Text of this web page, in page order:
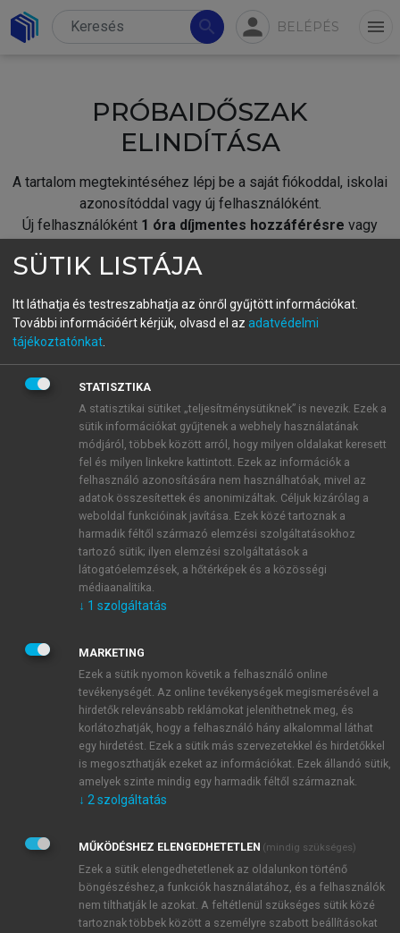
search person BELÉPÉS menu
PRÓBAIDŐSZAK
ELINDÍTÁSA
A tartalom megtekintéséhez lépj be a saját fiókoddal, iskolai
azonosítóddal vagy új felhasználóként.
Új felhasználóként 1 óra díjmentes hozzáférésre vagy
fiókoddal,vagy hozz létre új fiókot.
A regisztráció után apróbaidőszakautomatikusan
BELÉPÉS SAJÁT FIÓKKAL
ÚJ FIÓK LÉTREHOZÁSA
1 óra díjmentes hozzáférés
E-MAIL-CÍM
JELSZÓ
JELSZÓ ÚJRA
Kérek értesítést a MeRSZ újdonságairól, akcióiról.
Kérek értesítést az Akadémiai Kiadó Zrt. újdonságairól,
Adatkezelési tájékoztatóbanfoglaltakat tudomásul
veszem és elfogadom.
Általános vásárlási feltételeket, valamint a szotar.netés a
mersz.huoldalak licencszerződéseiben foglaltakat
tudomásul veszem és elfogadom.
SÜTIK LISTÁJA
Itt láthatja és testreszabhatja az önről gyűjtött információkat.
További információért kérjük, olvasd el az adatvédelmi
tájékoztatónkat
STATISZTIKA
A statisztikai sütiket „teljesítménysütiknek” is nevezik. Ezek a
sütik információkat gyűjtenek a webhely használatának
módjáról, többek között arról, hogy milyen oldalakat keresett
fel és milyen linkekre kattintott. Ezek az információk a
felhasználó azonosítására nem használhatóak, mivel az
adatok összesítettek és anonimizáltak. Céljuk kizárólag a
weboldal funkcióinak javítása. Ezek közé tartoznak a
harmadik féltől származó elemzési szolgáltatásokhoz
tartozó sütik; ilyen elemzési szolgáltatások a
látogatóelemzések, a hőtérképek és a közösségi
médiaanalitika.
↓ 1 szolgáltatás
MARKETING
Ezek a sütik nyomon követik a felhasználó online
tevékenységét. Az online tevékenységek megismerésével a
hirdetők relevánsabb reklámokat jeleníthetnek meg, és
korlátozhatják, hogy a felhasználó hány alkalommal láthat
egy hirdetést. Ezek a sütik más szervezetekkel és hirdetőkkel
is megoszthatják ezeket az információkat. Ezek állandó sütik,
amelyek szinte mindig egy harmadik féltől származnak.
↓ 2 szolgáltatás
MŰKÖDÉSHEZ ELENGEDHETETLEN (mindig szükséges)
Ezek a sütik elengedhetetlenek az oldalunkon történő
böngészéshez,a funkciók használatához, és a felhasználók
nem tilthatják le azokat. A feltétlenül szükséges sütik közé
tartoznak többek között a személyre szabott beállításokat